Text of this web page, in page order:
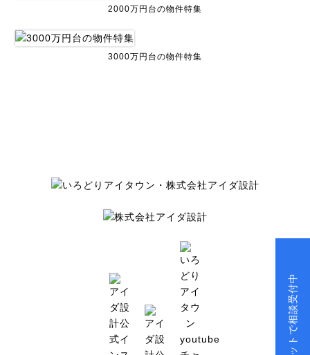
2000万円台の物件特集
3000万円台の物件特集
チャットで相談受付中